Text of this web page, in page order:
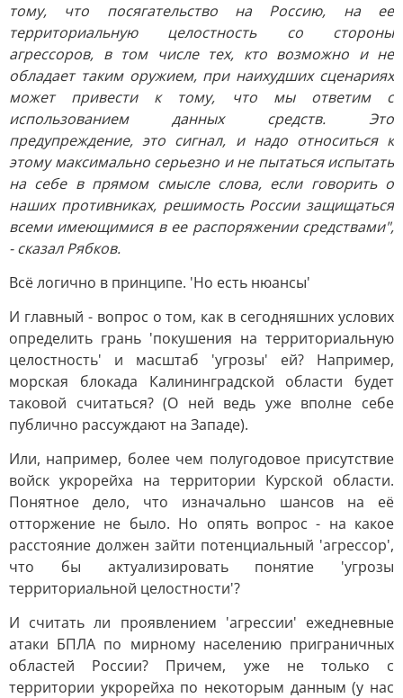
тому, что посягательство на Россию, на ее
территориальную целостность со стороны
агрессоров, в том числе тех, кто возможно и не
обладает таким оружием, при наихудших сценариях
может привести к тому, что мы ответим с
использованием данных средств. Это
предупреждение, это сигнал, и надо относиться к
этому максимально серьезно и не пытаться испытать
на себе в прямом смысле слова, если говорить о
наших противниках, решимость России защищаться
всеми имеющимися в ее распоряжении средствами",
- сказал Рябков.
Всё логично в принципе. 'Но есть нюансы'
И главный - вопрос о том, как в сегодняшних услових
определить грань 'покушения на территориальную
целостность' и масштаб 'угрозы' ей? Например,
морская блокада Калининградской области будет
таковой считаться? (О ней ведь уже вполне себе
публично рассуждают на Западе).
Или, например, более чем полугодовое присутствие
войск укрорейха на территории Курской области.
Понятное дело, что изначально шансов на её
отторжение не было. Но опять вопрос - на какое
расстояние должен зайти потенциальный 'агрессор',
что бы актуализировать понятие 'угрозы
территориальной целостности'?
И считать ли проявлением 'агрессии' ежедневные
атаки БПЛА по мирному населению приграничных
областей России? Причем, уже не только с
территории укрорейха по некоторым данным (у нас